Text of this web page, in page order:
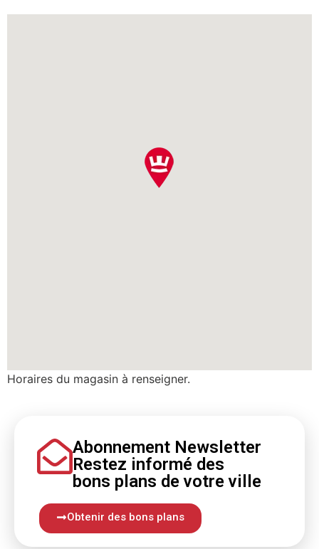
Horaires du magasin à renseigner.
Abonnement Newsletter
Restez informé des
bons plans de votre ville
Obtenir des bons plans